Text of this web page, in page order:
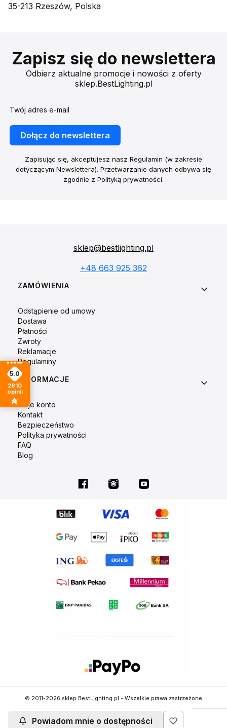
35-213 Rzeszów, Polska
Zapisz się do newslettera
Odbierz aktualne promocje i nowości z oferty
sklep.BestLighting.pl
Twój adres e-mail
Dołącz do newslettera
Zapisując się, akceptujesz nasz Regulamin (w zakresie
dotyczącym Newslettera). Przetwarzanie danych odbywa się
zgodnie z Polityką prywatności.
sklep@bestlighting.pl
+48 663 925 362
Linki w stopce
ZAMÓWIENIA
Odstąpienie od umowy
Dostawa
Płatności
Zwroty
Reklamacje
Regulaminy
INFORMACJE
Moje konto
Kontakt
Bezpieczeństwo
Polityka prywatności
FAQ
Blog
© 2011-2026 sklep.BestLighting.pl - Wszelkie prawa zastrzeżone
Sklep internetowyShoper Premium
Powiadom mnie o dostępności
5.0
2810
opinii